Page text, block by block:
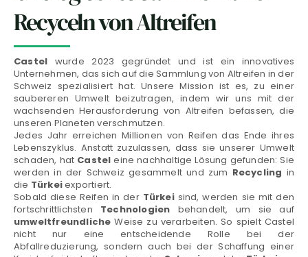
Recyceln von Altreifen
Castel wurde 2023 gegründet und ist ein innovatives
Unternehmen, das sich auf die Sammlung von Altreifen in der
Schweiz spezialisiert hat. Unsere Mission ist es, zu einer
saubereren Umwelt beizutragen, indem wir uns mit der
wachsenden Herausforderung von Altreifen befassen, die
unseren Planeten verschmutzen.
Jedes Jahr erreichen Millionen von Reifen das Ende ihres
Lebenszyklus. Anstatt zuzulassen, dass sie unserer Umwelt
schaden, hat Castel eine nachhaltige Lösung gefunden: Sie
werden in der Schweiz gesammelt und zum Recycling in
die Türkeiexportiert.
Sobald diese Reifen in der Türkeisind, werden sie mit den
fortschrittlichsten Technologien behandelt, um sie auf
umweltfreundliche Weise zu verarbeiten. So spielt Castel
nicht nur eine entscheidende Rolle bei der
Abfallreduzierung, sondern auch bei der Schaffung einer